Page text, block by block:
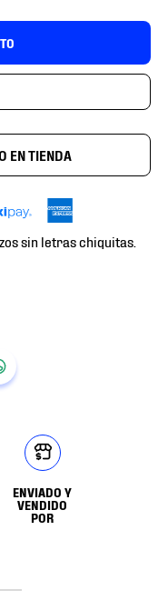
EN TIENDA
ENVIADO Y
VENDIDO
POR